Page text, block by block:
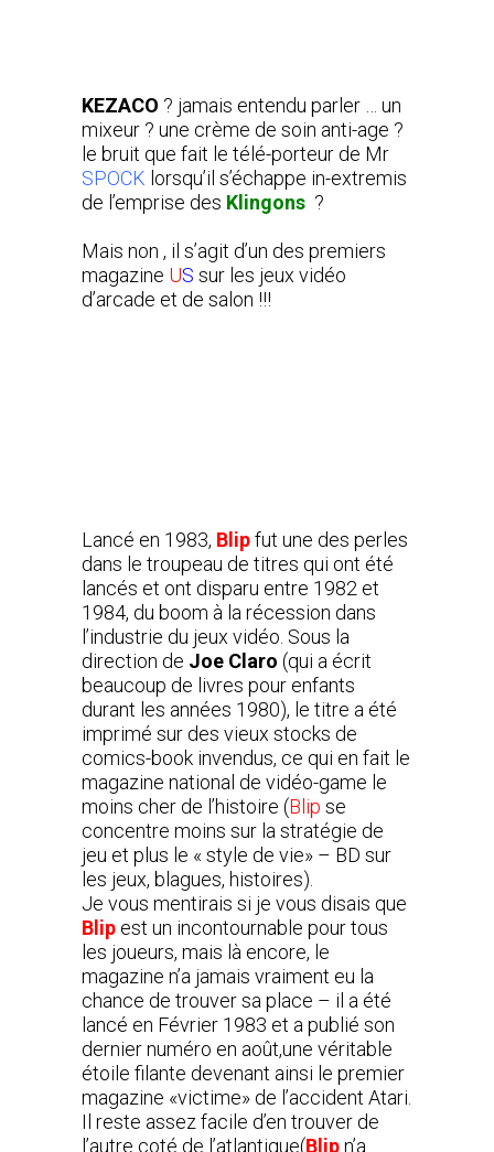
KEZACO ? jamais entendu parler … un
mixeur ? une crème de soin anti-age ?
le bruit que fait le télé-porteur de Mr
SPOCK lorsqu’il s’échappe in-extremis
de l’emprise des Klingons ?
Mais non , il s’agit d’un des premiers
magazine US sur les jeux vidéo
d’arcade et de salon !!!
Lancé en 1983, Blipfut une des perles
dans le troupeau de titres qui ont été
lancés et ont disparu entre 1982 et
1984, du boom à la récession dans
l’industrie du jeux vidéo. Sous la
direction de Joe Claro (qui a écrit
beaucoup de livres pour enfants
durant les années 1980), le titre a été
imprimé sur des vieux stocks de
comics-book invendus, ce qui en fait le
magazine national de vidéo-game le
moins cher de l’histoire (Blip se
concentre moins sur la stratégie de
jeu et plus le « style de vie» – BD sur
les jeux, blagues, histoires).
Je vous mentirais si je vous disais que
Blip est un incontournable pour tous
les joueurs, mais là encore, le
magazine n’a jamais vraiment eu la
chance de trouver sa place – il a été
lancé en Février 1983 et a publié son
dernier numéro en août,une véritable
étoile filante devenant ainsi le premier
magazine «victime» de l’accident Atari.
Il reste assez facile d’en trouver de
l’autre coté de l’atlantique(Blipn’a